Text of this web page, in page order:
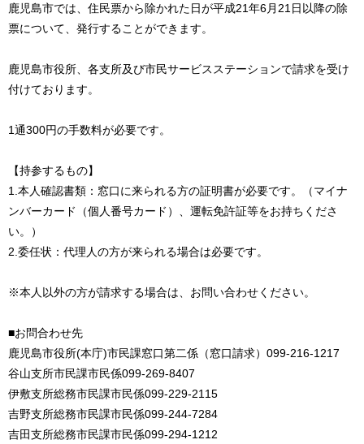
鹿児島市では、住民票から除かれた日が平成21年6月21日以降の除
票について、発行することができます。
鹿児島市役所、各支所及び市民サービスステーションで請求を受け
付けております。
1通300円の手数料が必要です。
【持参するもの】
1.本人確認書類：窓口に来られる方の証明書が必要です。（マイナ
ンバーカード（個人番号カード）、運転免許証等をお持ちくださ
い。）
2.委任状：代理人の方が来られる場合は必要です。
※本人以外の方が請求する場合は、お問い合わせください。
■お問合わせ先
鹿児島市役所(本庁)市民課窓口第二係（窓口請求）099-216-1217
谷山支所市民課市民係099-269-8407
伊敷支所総務市民課市民係099-229-2115
吉野支所総務市民課市民係099-244-7284
吉田支所総務市民課市民係099-294-1212